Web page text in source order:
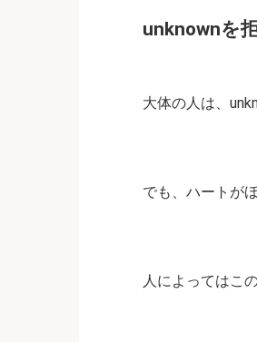
unknownを
大体の人は、
でも、ハートが
人によってはこ